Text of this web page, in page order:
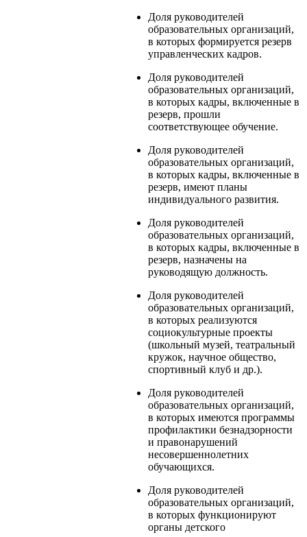
Доля руководителей
образовательных организаций,
в которых формируется резерв
управленческих кадров.
Доля руководителей
образовательных организаций,
в которых кадры, включенные в
резерв, прошли
соответствующее обучение.
Доля руководителей
образовательных организаций,
в которых кадры, включенные в
резерв, имеют планы
индивидуального развития.
Доля руководителей
образовательных организаций,
в которых кадры, включенные в
резерв, назначены на
руководящую должность.
Доля руководителей
образовательных организаций,
в которых реализуются
социокультурные проекты
(школьный музей, театральный
кружок, научное общество,
спортивный клуб и др.).
Доля руководителей
образовательных организаций,
в которых имеются программы
профилактики безнадзорности
и правонарушений
несовершеннолетних
обучающихся.
Доля руководителей
образовательных организаций,
в которых функционируют
органы детского